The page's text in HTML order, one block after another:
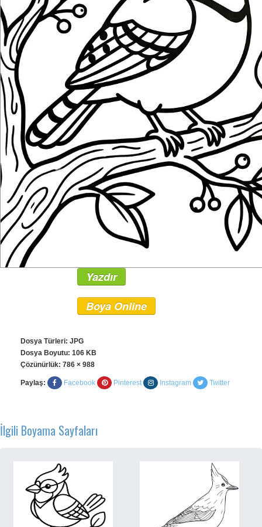
Yazdır
Boya Online
Dosya Türleri: JPG
Dosya Boyutu: 106 KB
Çözünürlük: 786 × 988
Paylaş: Facebook Pinterest Instagram Twitter
İlgili Boyama Sayfaları